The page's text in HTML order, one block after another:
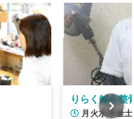
りらく鍼灸
月火水木金